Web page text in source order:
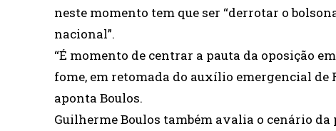
neste momento tem que ser “derrotar o
nacional”.
“É momento de centrar a pauta da oposição
fome, em retomada do auxílio emergencial de
aponta Boulos.
Guilherme Boulos também avalia o cenário da